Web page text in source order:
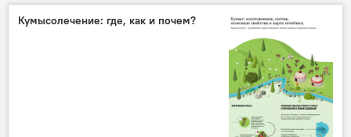
Кумысолечение: где, как и почем?